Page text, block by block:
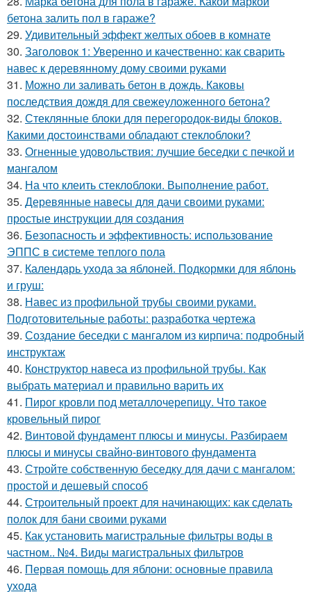
бетона залить пол в гараже?
29. Удивительный эффект желтых обоев в комнате
30. Заголовок 1: Уверенно и качественно: как сварить
навес к деревянному дому своими руками
31. Можно ли заливать бетон в дождь. Каковы
последствия дождя для свежеуложенного бетона?
32. Стеклянные блоки для перегородок-виды блоков.
Какими достоинствами обладают стеклоблоки?
33. Огненные удовольствия: лучшие беседки с печкой и
мангалом
34. На что клеить стеклоблоки. Выполнение работ.
35. Деревянные навесы для дачи своими руками:
простые инструкции для создания
36. Безопасность и эффективность: использование
ЭППС в системе теплого пола
37. Календарь ухода за яблоней. Подкормки для яблонь
и груш:
38. Навес из профильной трубы своими руками.
Подготовительные работы: разработка чертежа
39. Создание беседки с мангалом из кирпича: подробный
инструктаж
40. Конструктор навеса из профильной трубы. Как
выбрать материал и правильно варить их
41. Пирог кровли под металлочерепицу. Что такое
кровельный пирог
42. Винтовой фундамент плюсы и минусы. Разбираем
плюсы и минусы свайно-винтового фундамента
43. Стройте собственную беседку для дачи с мангалом:
простой и дешевый способ
44. Строительный проект для начинающих: как сделать
полок для бани своими руками
45. Как установить магистральные фильтры воды в
частном.. №4. Виды магистральных фильтров
46. Первая помощь для яблони: основные правила
ухода